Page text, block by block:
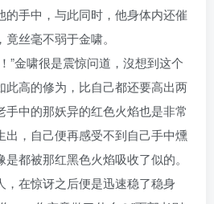
的手中，与此同时，他身体内还催
丝毫不弱于金啸。
金啸很是震惊问道，沒想到这个
此高的修为，比自己都还要高出两
中的那妖异的红色火焰也是非常
出，自己便再感受不到自己手中燻
都被那红黑色火焰吸收了似的。
，在惊讶之后便是迅速稳了稳身